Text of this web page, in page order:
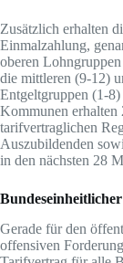
Zusätzlich erhalten
Einmalzahlung,
oberen
die mittleren (9-12)
Entgeltgruppen (1-
Kommunen erhalten
tarifvertraglichen
Auszubildenden
in den nächsten 28
Gerade für den
offensiven